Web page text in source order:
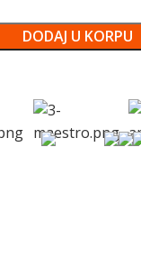
DODAJ U KORPU